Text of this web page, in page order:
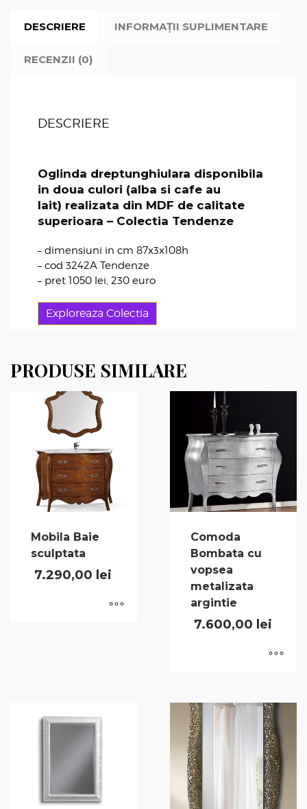
DESCRIERE INFORMAȚII SUPLIMENTARE
RECENZII (0)
DESCRIERE
Oglinda dreptunghiulara disponibila
in doua culori (alba si cafe au
lait) realizata din MDF de calitate
superioara – Colectia Tendenze
– dimensiuni in cm 87x3x108h
– cod 3242A Tendenze
– pret 1050 lei, 230 euro
Exploreaza Colectia
PRODUSE SIMILARE
Mobila Baie
sculptata
7.290,00 lei
Comoda
Bombata cu
vopsea
metalizata
argintie
7.600,00 lei